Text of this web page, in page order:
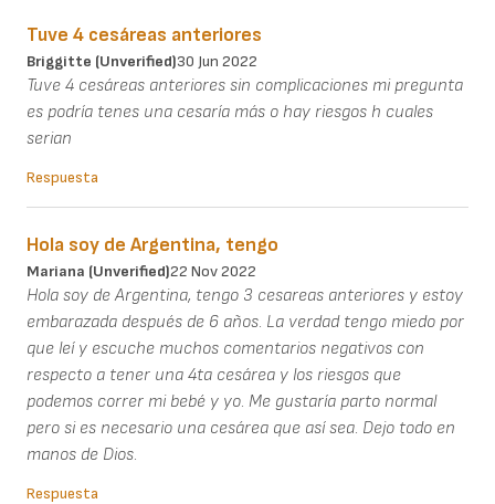
Tuve 4 cesáreas anteriores
Briggitte (unverified)30 Jun 2022
Tuve 4 cesáreas anteriores sin complicaciones mi pregunta
es podría tenes una cesaría más o hay riesgos h cuales
serian
Respuesta
Hola soy de Argentina, tengo
Mariana (unverified)22 Nov 2022
Hola soy de Argentina, tengo 3 cesareas anteriores y estoy
embarazada después de 6 años. La verdad tengo miedo por
que leí y escuche muchos comentarios negativos con
respecto a tener una 4ta cesárea y los riesgos que
podemos correr mi bebé y yo. Me gustaría parto normal
pero si es necesario una cesárea que así sea. Dejo todo en
manos de Dios.
Respuesta